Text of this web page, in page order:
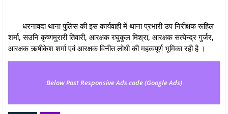
धरनावदा थाना पुलिस की इस कार्यवाही में थाना प्रभारी उप निरीक्षक रूहिल
शर्मा, सउनि कृष्‍णमुरारी तिवारी, आरक्षक रघुकुल मिश्रा, आरक्षक सत्येन्द्र गुर्जर,
आरक्षक ऋषीकेश शर्मा एवं आरक्षक विनीत लोधी की महत्वपूर्ण भूमिका रही है ।
Below Post Responsive Ads code (Google Ads)